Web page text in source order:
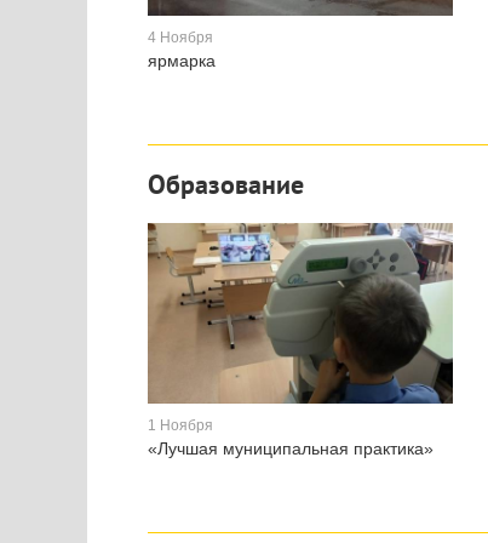
4 Ноября
ярмарка
Образование
1 Ноября
«Лучшая муниципальная практика»